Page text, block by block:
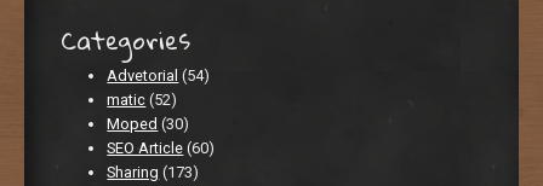
Categories
Advetorial (54)
matic (52)
Moped (30)
SEO Article (60)
Sharing (173)